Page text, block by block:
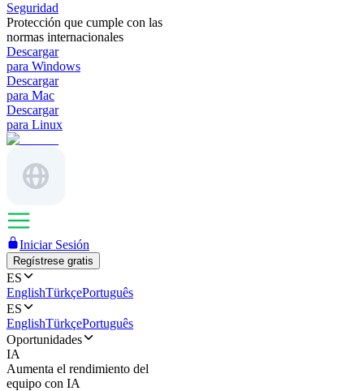
Seguridad
Protección que cumple con las
normas internacionales
Descargar
para Windows
Descargar
para Mac
Descargar
para Linux
Iniciar Sesión
Regístrese gratis
ES
EnglishTürkçePortuguês
ES
EnglishTürkçePortuguês
Oportunidades
IA
Aumenta el rendimiento del
equipo con IA